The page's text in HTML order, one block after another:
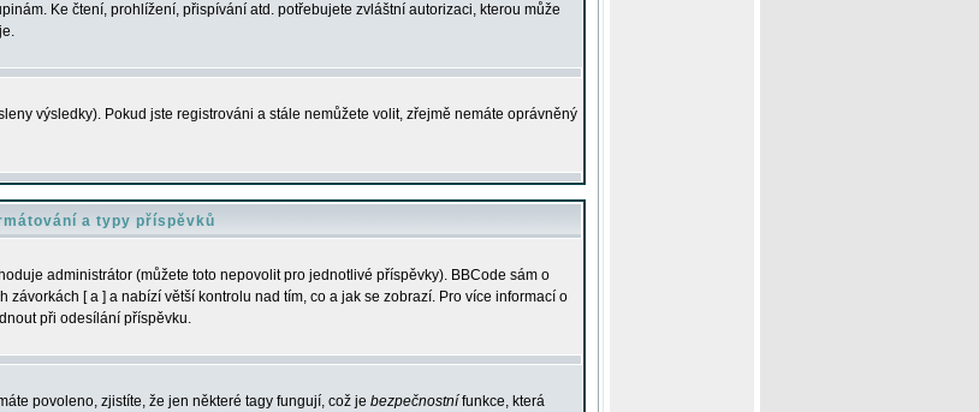
Ke čtení, prohlížení, přispívání atd. potřebujete zvláštní autorizaci, kterou může
výsledky). Pokud jste registrováni a stále nemůžete volit, zřejmě nemáte oprávněný
a typy příspěvků
administrátor (můžete toto nepovolit pro jednotlivé příspěvky). BBCode sám o
[ a ] a nabízí větší kontrolu nad tím, co a jak se zobrazí. Pro více informací o
při odesílání příspěvku.
povoleno, zjistíte, že jen některé tagy fungují, což je bezpečnostní funkce, která